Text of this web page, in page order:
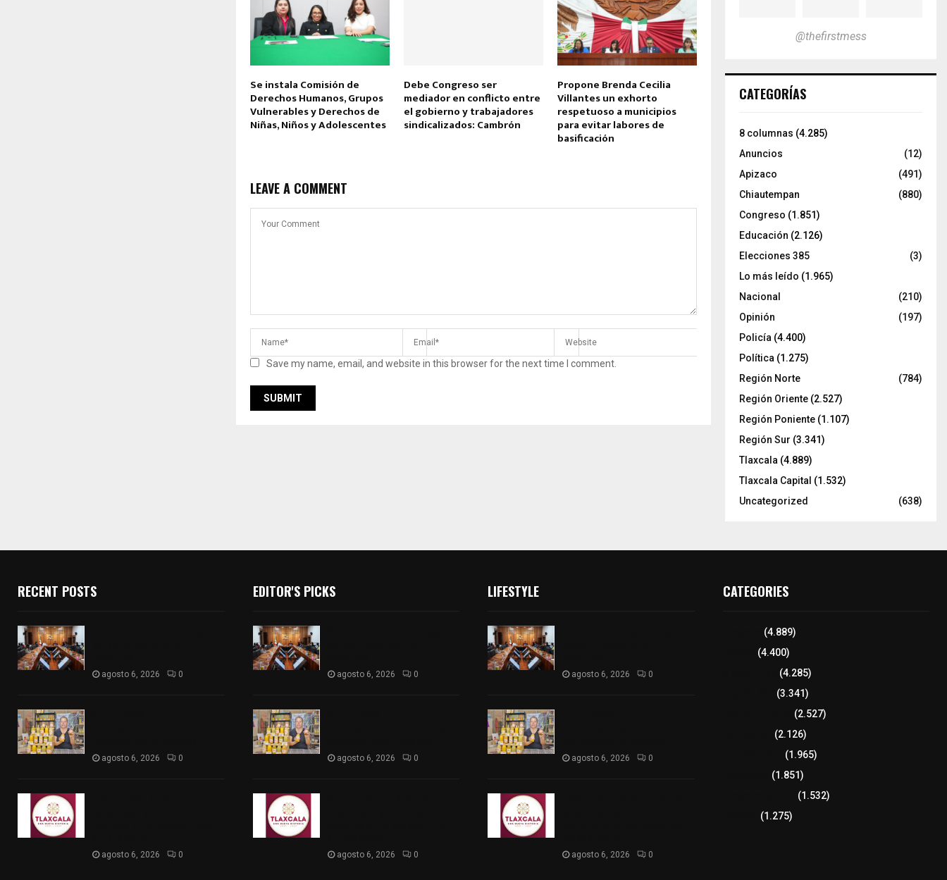
Se instala Comisión de
Derechos Humanos, Grupos
Vulnerables y Derechos de
Niñas, Niños y Adolescentes
Debe Congreso ser
mediador en conflicto entre
el gobierno y trabajadores
sindicalizados: Cambrón
Propone Brenda Cecilia
Villantes un exhorto
respetuoso a municipios
para evitar labores de
basificación
LEAVE A COMMENT
Save my name, email, and website in this browser for the next time I comment.
@thefirstmess
CATEGORÍAS
8 columnas (4.285)
Anuncios
(12)
Apizaco
(491)
Chiautempan
(880)
Congreso (1.851)
Educación (2.126)
Elecciones 385
(3)
Lo más leído (1.965)
Nacional
(210)
Opinión
(197)
Policía (4.400)
Política (1.275)
Región Norte
(784)
Región Oriente (2.527)
Región Poniente (1.107)
Región Sur (3.341)
Tlaxcala (4.889)
Tlaxcala Capital (1.532)
Uncategorized
(638)
RECENT POSTS
agosto 6, 2026 0
agosto 6, 2026 0
agosto 6, 2026 0
EDITOR'S PICKS
agosto 6, 2026 0
agosto 6, 2026 0
agosto 6, 2026 0
LIFESTYLE
agosto 6, 2026 0
agosto 6, 2026 0
agosto 6, 2026 0
CATEGORIES
(4.889)
(4.400)
(4.285)
(3.341)
(2.527)
(2.126)
(1.965)
(1.851)
(1.532)
(1.275)